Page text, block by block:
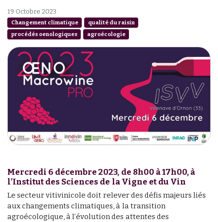
19 Octobre 2023
Changement climatique
qualité du raisin
procédés oenologiques
agroécologie
Mercredi 6 décembre 2023, de 8h00 à 17h00, à
l’Institut des Sciences de la Vigne et du Vin
Le secteur vitivinicole doit relever des défis majeurs liés
aux changements climatiques, à la transition
agroécologique, à l’évolution des attentes des